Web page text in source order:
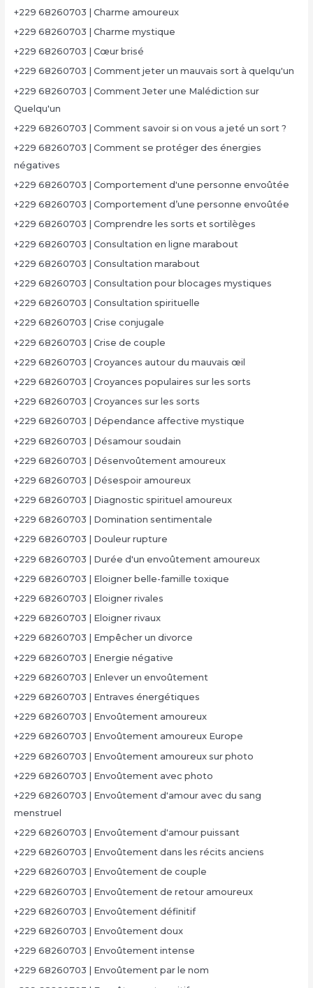
+229 68260703 | Charme amoureux
+229 68260703 | Charme mystique
+229 68260703 | Cœur brisé
+229 68260703 | Comment jeter un mauvais sort à quelqu'un
+229 68260703 | Comment Jeter une Malédiction sur
Quelqu'un
+229 68260703 | Comment savoir si on vous a jeté un sort ?
+229 68260703 | Comment se protéger des énergies
négatives
+229 68260703 | Comportement d'une personne envoûtée
+229 68260703 | Comportement d’une personne envoûtée
+229 68260703 | Comprendre les sorts et sortilèges
+229 68260703 | Consultation en ligne marabout
+229 68260703 | Consultation marabout
+229 68260703 | Consultation pour blocages mystiques
+229 68260703 | Consultation spirituelle
+229 68260703 | Crise conjugale
+229 68260703 | Crise de couple
+229 68260703 | Croyances autour du mauvais œil
+229 68260703 | Croyances populaires sur les sorts
+229 68260703 | Croyances sur les sorts
+229 68260703 | Dépendance affective mystique
+229 68260703 | Désamour soudain
+229 68260703 | Désenvoûtement amoureux
+229 68260703 | Désespoir amoureux
+229 68260703 | Diagnostic spirituel amoureux
+229 68260703 | Domination sentimentale
+229 68260703 | Douleur rupture
+229 68260703 | Durée d'un envoûtement amoureux
+229 68260703 | Eloigner belle-famille toxique
+229 68260703 | Eloigner rivales
+229 68260703 | Eloigner rivaux
+229 68260703 | Empêcher un divorce
+229 68260703 | Energie négative
+229 68260703 | Enlever un envoûtement
+229 68260703 | Entraves énergétiques
+229 68260703 | Envoûtement amoureux
+229 68260703 | Envoûtement amoureux Europe
+229 68260703 | Envoûtement amoureux sur photo
+229 68260703 | Envoûtement avec photo
+229 68260703 | Envoûtement d'amour avec du sang
menstruel
+229 68260703 | Envoûtement d'amour puissant
+229 68260703 | Envoûtement dans les récits anciens
+229 68260703 | Envoûtement de couple
+229 68260703 | Envoûtement de retour amoureux
+229 68260703 | Envoûtement définitif
+229 68260703 | Envoûtement doux
+229 68260703 | Envoûtement intense
+229 68260703 | Envoûtement par le nom